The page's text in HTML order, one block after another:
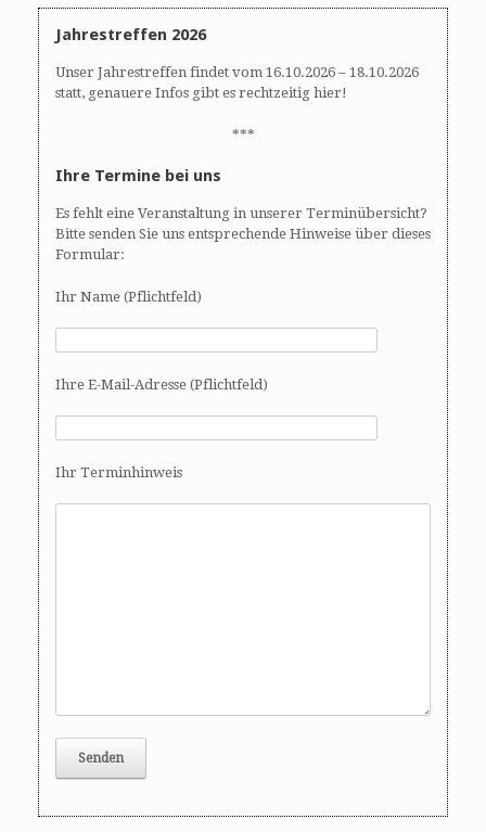
Jahrestreffen 2026
Unser Jahrestreffen findet vom 16.10.2026 – 18.10.2026
statt, genauere Infos gibt es rechtzeitig hier!
***
Ihre Termine bei uns
Es fehlt eine Veranstaltung in unserer Terminübersicht?
Bitte senden Sie uns entsprechende Hinweise über dieses
Formular:
Ihr Name (Pflichtfeld)
Ihre E-Mail-Adresse (Pflichtfeld)
Ihr Terminhinweis